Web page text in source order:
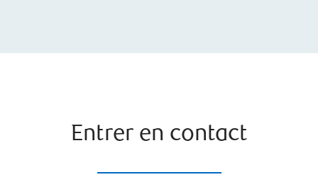
Entrer en contact